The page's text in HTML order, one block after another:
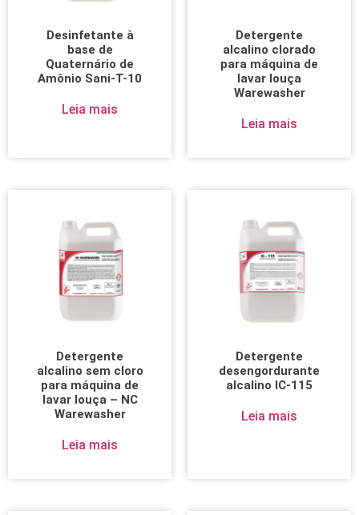
Desinfetante à
base de
Quaternário de
Amônio Sani-T-10
Leia mais
Detergente
alcalino clorado
para máquina de
lavar louça
Warewasher
Leia mais
Detergente
alcalino sem cloro
para máquina de
lavar louça – NC
Warewasher
Leia mais
Detergente
desengordurante
alcalino IC-115
Leia mais